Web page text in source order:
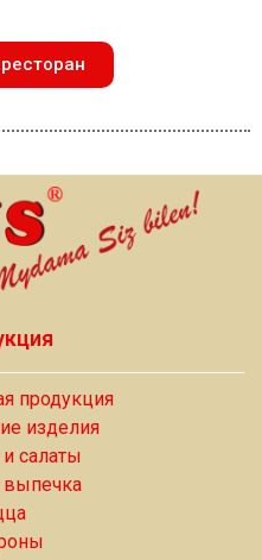
продукция
изделия
салаты
выпечка